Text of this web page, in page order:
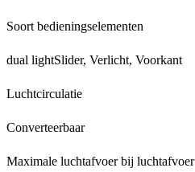
Soort bedieningselementen
dual lightSlider, Verlicht, Voorkant
Luchtcirculatie
Converteerbaar
Maximale luchtafvoer bij luchtafvoer